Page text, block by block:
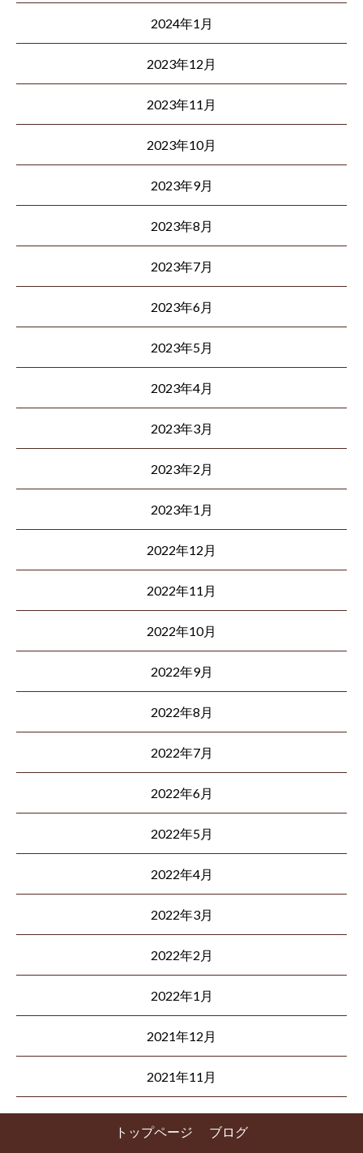
2024年1月
2023年12月
2023年11月
2023年10月
2023年9月
2023年8月
2023年7月
2023年6月
2023年5月
2023年4月
2023年3月
2023年2月
2023年1月
2022年12月
2022年11月
2022年10月
2022年9月
2022年8月
2022年7月
2022年6月
2022年5月
2022年4月
2022年3月
2022年2月
2022年1月
2021年12月
2021年11月
トップページ ブログ